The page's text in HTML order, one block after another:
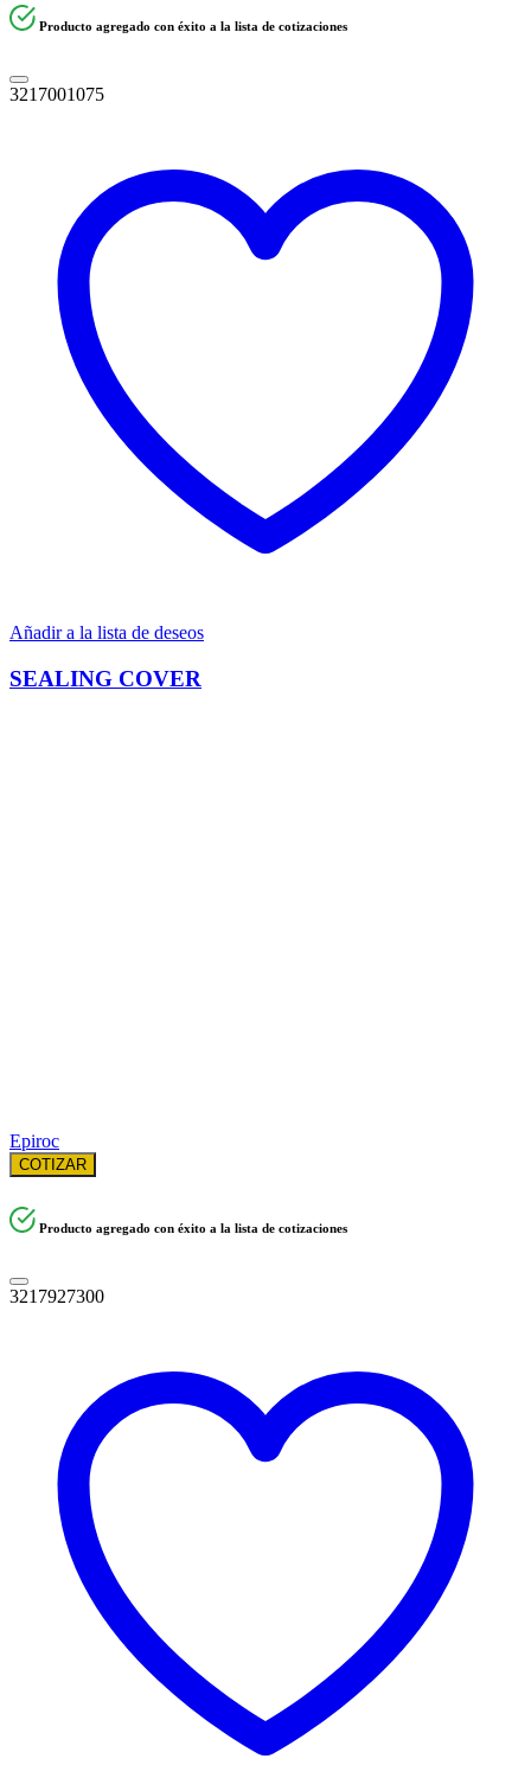
Producto agregado con éxito a la lista de cotizaciones
3217001075
Añadir a la lista de deseos
SEALING COVER
Epiroc
COTIZAR
Producto agregado con éxito a la lista de cotizaciones
3217927300